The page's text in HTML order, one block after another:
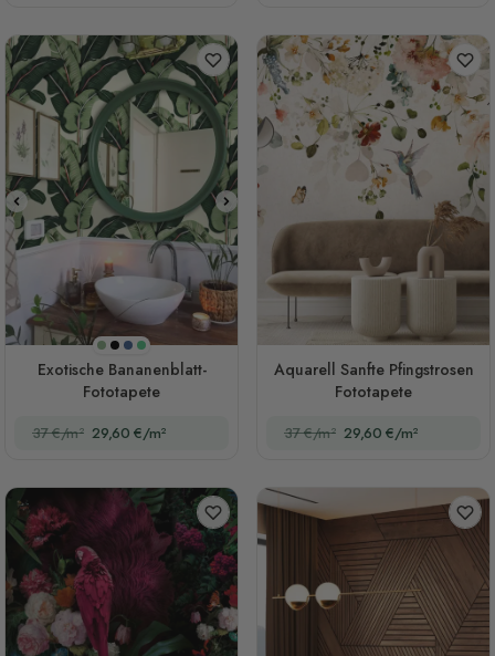
Olivgrün
Schwarz
Dunkelblau
Grün
Exotische Bananenblatt-
Fototapete
37 €/m² 29,60 €/m²
Aquarell Sanfte Pfingstrosen
Fototapete
37 €/m² 29,60 €/m²